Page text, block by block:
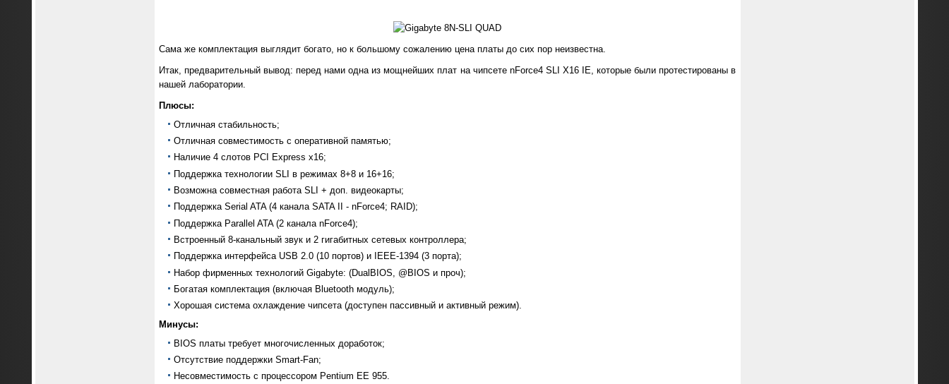
Сама же комплектация выглядит богато, но к большому сожалению цена платы до сих пор неизвестна.
Итак, предварительный вывод: перед нами одна из мощнейших плат на чипсете nForce4 SLI X16 IE, которые были протестированы в
нашей лаборатории.
Плюсы:
Отличная стабильность;
Отличная совместимость с оперативной памятью;
Наличие 4 слотов PCI Express x16;
Поддержка технологии SLI в режимах 8+8 и 16+16;
Возможна совместная работа SLI + доп. видеокарты;
Поддержка Serial ATA (4 канала SATA II - nForce4; RAID);
Поддержка Parallel ATA (2 канала nForce4);
Встроенный 8-канальный звук и 2 гигабитных сетевых контроллера;
Поддержка интерфейса USB 2.0 (10 портов) и IEEE-1394 (3 порта);
Набор фирменных технологий Gigabyte: (DualBIOS, @BIOS и проч);
Богатая комплектация (включая Bluetooth модуль);
Хорошая система охлаждение чипсета (доступен пассивный и активный режим).
Минусы:
BIOS платы требует многочисленных доработок;
Отсутствие поддержки Smart-Fan;
Несовместимость с процессором Pentium EE 955.